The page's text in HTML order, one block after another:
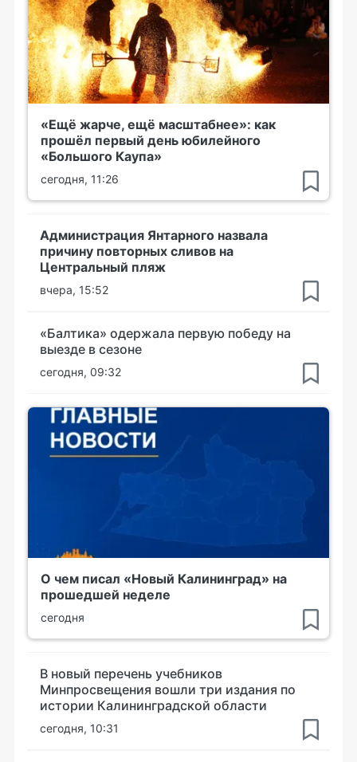
«Ещё жарче, ещё масштабнее»: как
прошёл первый день юбилейного
«Большого Каупа»
сегодня, 11:26
Администрация Янтарного назвала
причину повторных сливов на
Центральный пляж
вчера, 15:52
«Балтика» одержала первую победу на
выезде в сезоне
сегодня, 09:32
О чем писал «Новый Калининград» на
прошедшей неделе
сегодня
В новый перечень учебников
Минпросвещения вошли три издания по
истории Калининградской области
сегодня, 10:31